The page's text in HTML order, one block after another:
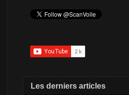
Les derniers articles